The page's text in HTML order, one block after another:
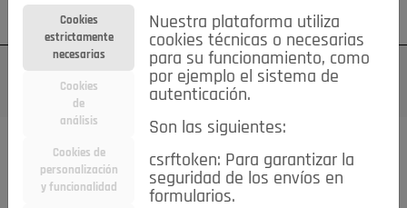
Su cuenta Regístrese ¿Olvidó su contraseña?
TODAS Deporte Bicicletas Deportes y Ocio
Electrodomésticos
Cookies
estrictamente
necesarias
Cookies
de
análisis
Cookies de
personalización
y funcionalidad
Nuestra plataforma utiliza
cookies técnicas o necesarias
para su funcionamiento, como
por ejemplo el sistema de
autenticación.
Son las siguientes:
csrftoken: Para garantizar la
seguridad de los envíos en
formularios.